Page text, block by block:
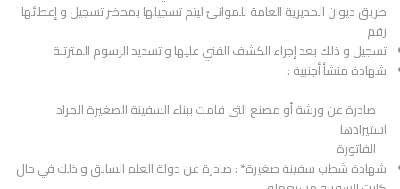
طريق ديوان المديرية العامة للموانئ ليتم تسجيلها بمحضر تسجيل و إعطائها
رقم
تسجيل و ذلك بعد إجراء الكشف الفني عليها و تسديد الرسوم المترتبة
شهادة منشأ أجنبية :
صادرة عن ورشة أو مصنع التي قامت ببناء السفينة الصغيرة المراد
استيرادها
الفاتورة
شهادة شطب سفينة صغيرة* : صادرة عن دولة العلم السابق و ذلك في حال